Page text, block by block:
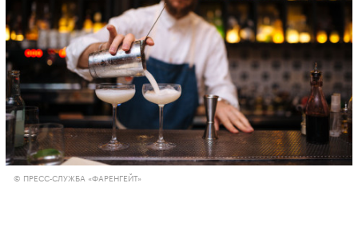
© ПРЕСС-СЛУЖБА «ФАРЕНГЕЙТ»